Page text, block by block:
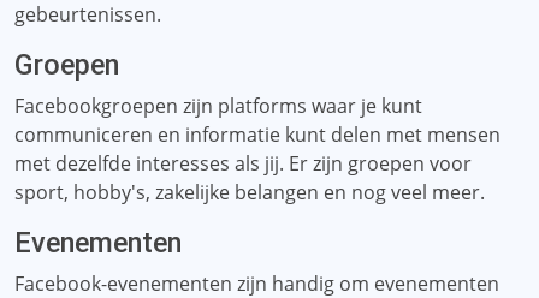
gebeurtenissen.
Groepen
Facebookgroepen zijn platforms waar je kunt
communiceren en informatie kunt delen met mensen
met dezelfde interesses als jij. Er zijn groepen voor
sport, hobby's, zakelijke belangen en nog veel meer.
Evenementen
Facebook-evenementen zijn handig om evenementen